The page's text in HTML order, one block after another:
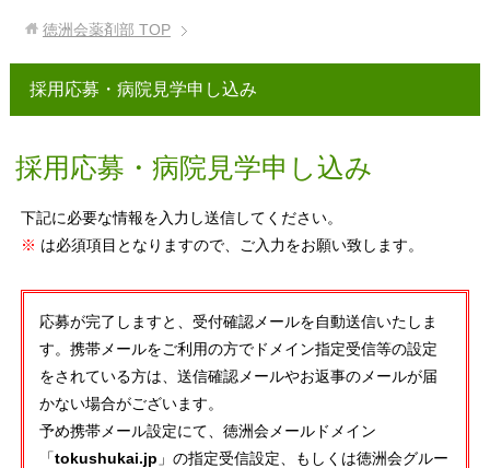
徳洲会薬剤部 TOP
採用応募・病院見学申し込み
採用応募・病院見学申し込み
下記に必要な情報を入力し送信してください。
※ は必須項目となりますので、ご入力をお願い致します。
応募が完了しますと、受付確認メールを自動送信いたしま
す。携帯メールをご利用の方でドメイン指定受信等の設定
をされている方は、送信確認メールやお返事のメールが届
かない場合がございます。
予め携帯メール設定にて、徳洲会メールドメイン
「tokushukai.jp 」の指定受信設定、もしくは徳洲会グルー